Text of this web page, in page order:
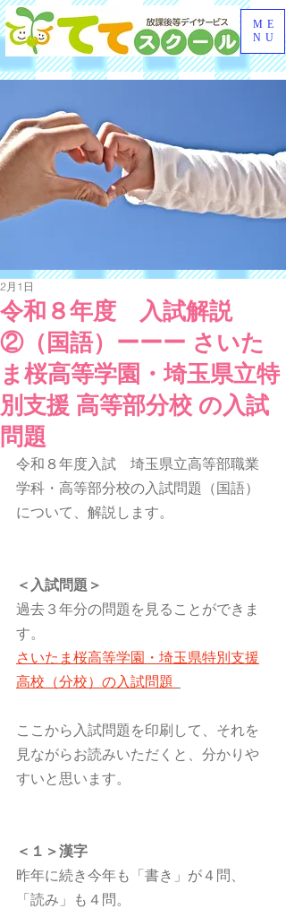
ME
NU
令和８年度 入試解説
②（国語）ーーー さいた
ま桜高等学園・埼玉県立特
別支援 高等部分校 の入試
問題
2月1日
令和８年度入試　埼玉県立高等部職業
学科・高等部分校の入試問題（国語）
について、解説します。
＜入試問題＞
過去３年分の問題を見ることができま
す。
さいたま桜高等学園・埼玉県特別支援
高校（分校）の入試問題
ここから入試問題を印刷して、それを
見ながらお読みいただくと、分かりや
すいと思います。
＜１＞漢字
昨年に続き今年も「書き」が４問、
「読み」も４問。